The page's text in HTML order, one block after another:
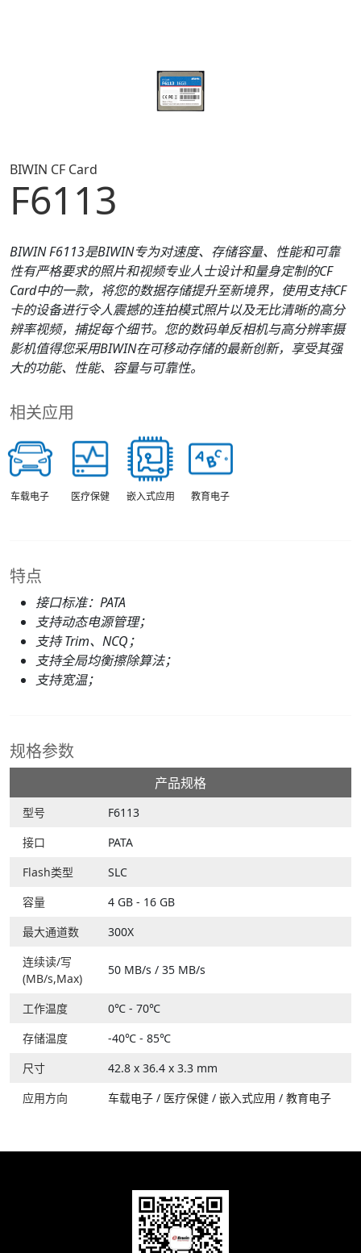
BIWIN CF Card
F6113
BIWIN F6113是BIWIN专为对速度、存储容量、性能和可靠
性有严格要求的照片和视频专业人士设计和量身定制的CF
Card中的一款，将您的数据存储提升至新境界，使用支持CF
卡的设备进行令人震撼的连拍模式照片以及无比清晰的高分
辨率视频，捕捉每个细节。您的数码单反相机与高分辨率摄
影机值得您采用BIWIN在可移动存储的最新创新，享受其强
大的功能、性能、容量与可靠性。
相关应用
车载电子 医疗保健 嵌入式应用 教育电子
特点
接口标准：PATA
支持动态电源管理；
支持 Trim、NCQ；
支持全局均衡擦除算法；
支持宽温；
规格参数
产品规格
型号
F6113
接口
PATA
Flash类型
SLC
容量
4 GB - 16 GB
最大通道数
300X
连续读/写
(MB/s,Max)
50 MB/s / 35 MB/s
工作温度
0℃ - 70℃
存储温度
-40℃ - 85℃
尺寸
42.8 x 36.4 x 3.3 mm
应用方向
车载电子 / 医疗保健 / 嵌入式应用 / 教育电子